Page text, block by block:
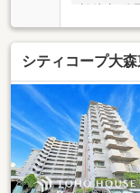
設徒歩5分
部屋フロ
明は、人
食洗器・
カメラ付
グ！可動
■ダウンラ
～2026年7
トイレ□キ
置(1台)
シティコープ大